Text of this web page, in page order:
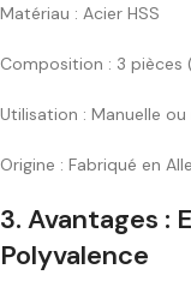
Matériau : Acier HSS
Composition : 3 pièces
Utilisation : Manuelle ou
Origine : Fabriqué en
3. Avantages :
Polyvalence